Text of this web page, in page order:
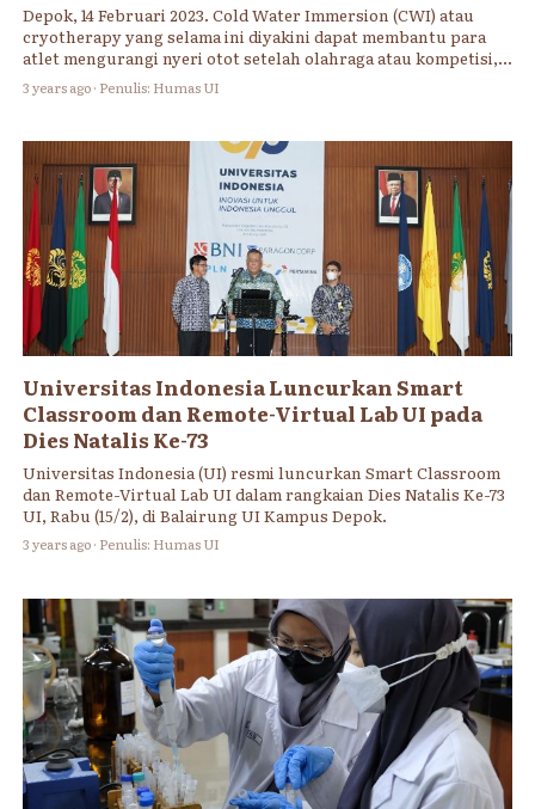
Depok, 14 Februari 2023. Cold Water Immersion (CWI) atau
cryotherapy yang selama ini diyakini dapat membantu para
atlet mengurangi nyeri otot setelah olahraga atau kompetisi,
ternyata juga bermanfaat sebagai pertolongan pertama bagi
penderita hipertemia. Fakta ini disampaikan oleh Tim
dalam International East Asian Medical Students’ Conference
(EAMSC) 2023 di Kathmandu, Nepal.
3 years ago · Penulis: Humas UI
Universitas Indonesia Luncurkan Smart
Classroom dan Remote-Virtual Lab UI pada
Dies Natalis Ke-73
Universitas Indonesia (UI) resmi luncurkan Smart Classroom
dan Remote-Virtual Lab UI dalam rangkaian Dies Natalis Ke-73
UI, Rabu (15/2), di Balairung UI Kampus Depok.
3 years ago · Penulis: Humas UI